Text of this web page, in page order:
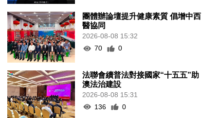
團體辦論壇提升健康素質 倡增中西
醫協同
2026-08-08 15:32
70
0
法聯會續普法對接國家“十五五”助
澳法治建設
2026-08-08 15:31
136
0